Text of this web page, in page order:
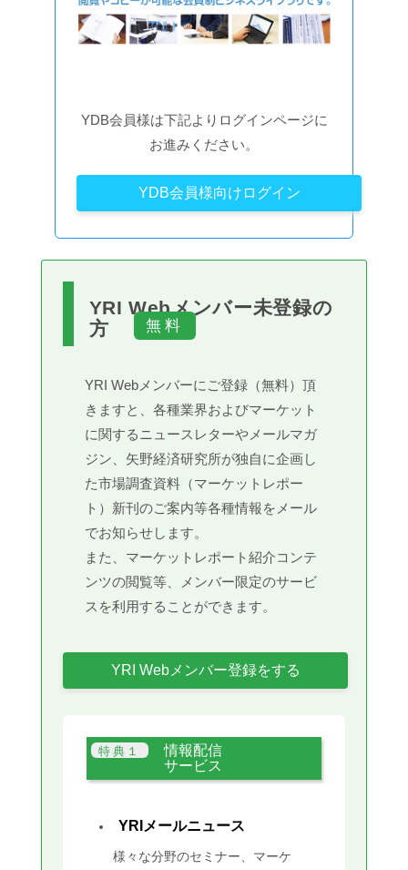
YDB会員様は下記よりログインページに
お進みください。
YDB会員様向けログイン
YRI Webメンバー未登録の
方
YRI Webメンバーにご登録（無料）頂
きますと、各種業界およびマーケット
に関するニュースレターやメールマガ
ジン、矢野経済研究所が独自に企画し
た市場調査資料（マーケットレポー
ト）新刊のご案内等各種情報をメール
でお知らせします。
また、マーケットレポート紹介コンテ
ンツの閲覧等、メンバー限定のサービ
スを利用することができます。
YRI Webメンバー登録をする
情報配信
サービス
YRIメールニュース
様々な分野のセミナー、マーケ